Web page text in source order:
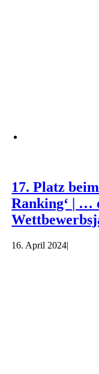
17. Platz
Ranking‘ | …
16. April 2024|